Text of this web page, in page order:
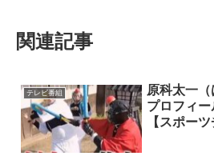
関連記事
テレビ番組
原科太一
プロフィー
【スポー